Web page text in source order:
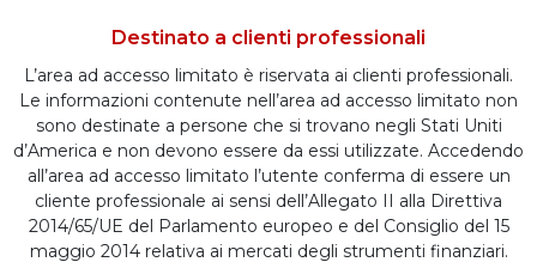
NAVIGA LE CATEGORIE
NAVIGA I TEMI
WisdomTree –
Destinato a clienti professionali
L’area ad accesso limitato è riservata ai clienti professionali.
Le informazioni contenute nell’area ad accesso limitato non
sono destinate a persone che si trovano negli Stati Uniti
d’America e non devono essere da essi utilizzate. Accedendo
all’area ad accesso limitato l’utente conferma di essere un
cliente professionale ai sensi dell’Allegato II alla Direttiva
2014/65/UE del Parlamento europeo e del Consiglio del 15
maggio 2014 relativa ai mercati degli strumenti finanziari.